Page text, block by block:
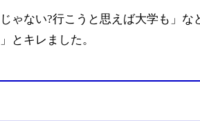
ゃない?行こうと思えば大学も」な
とキレました。